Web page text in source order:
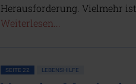
Herausforderung. Vielmehr
Weiterlesen...
SEITE 22 LEBENSHILFE